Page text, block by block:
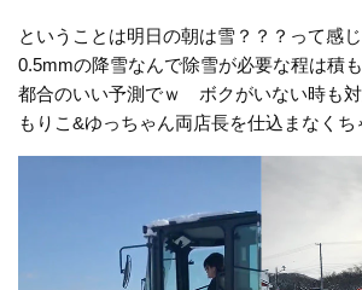
ということは明日の朝は雪？？？って感
0.5mmの降雪なんで除雪が必要な程は積
都合のいい予測でｗ ボクがいない時も
もりこ&ゆっちゃん両店長を仕込まなくち